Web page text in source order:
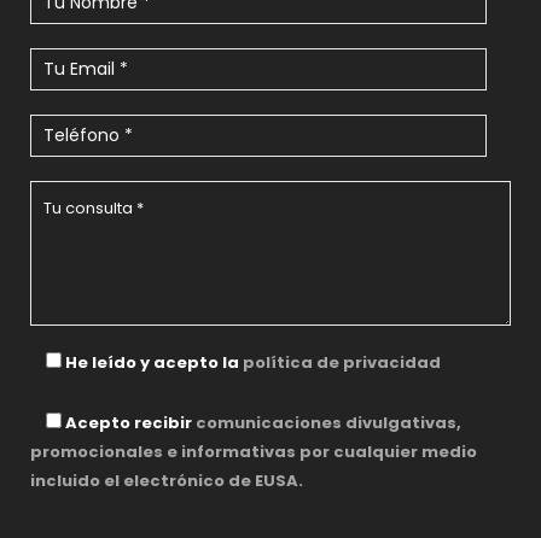
He leído y acepto la política de privacidad
Acepto recibir comunicaciones divulgativas,
promocionales e informativas por cualquier medio
incluido el electrónico de EUSA.